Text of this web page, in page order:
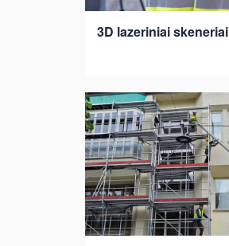
3D lazeriniai skeneriai